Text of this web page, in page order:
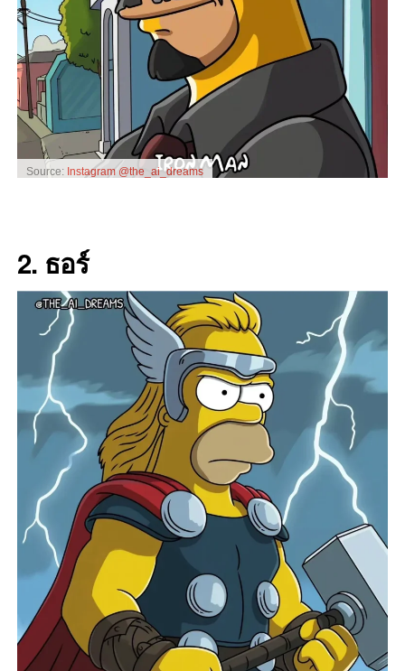
Source: Instagram @the_ai_dreams
2. ธอร์